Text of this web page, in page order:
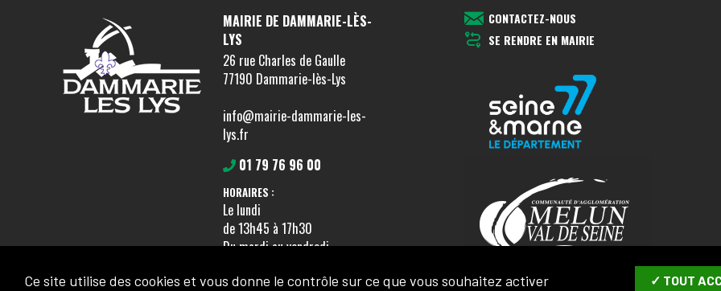
MAIRIE DE DAMMARIE-LÈS-
LYS
26 rue Charles de Gaulle
77190 Dammarie-lès-Lys
info@mairie-dammarie-les-
lys.fr
01 79 76 96 00
HORAIRES :
Le lundi
de 13h45 à 17h30
Du mardi au vendredi
à 17h30.
CONTACTEZ-NOUS
SE RENDRE EN MAIRIE
Ce site utilise des cookies et vous donne le contrôle sur ce que vous souhaitez activer ✓ TOUT